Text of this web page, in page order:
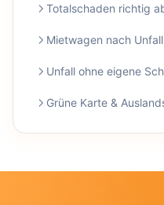
Totalschaden richtig
Mietwagen nach Unfall
Unfall ohne eigene
Grüne Karte &